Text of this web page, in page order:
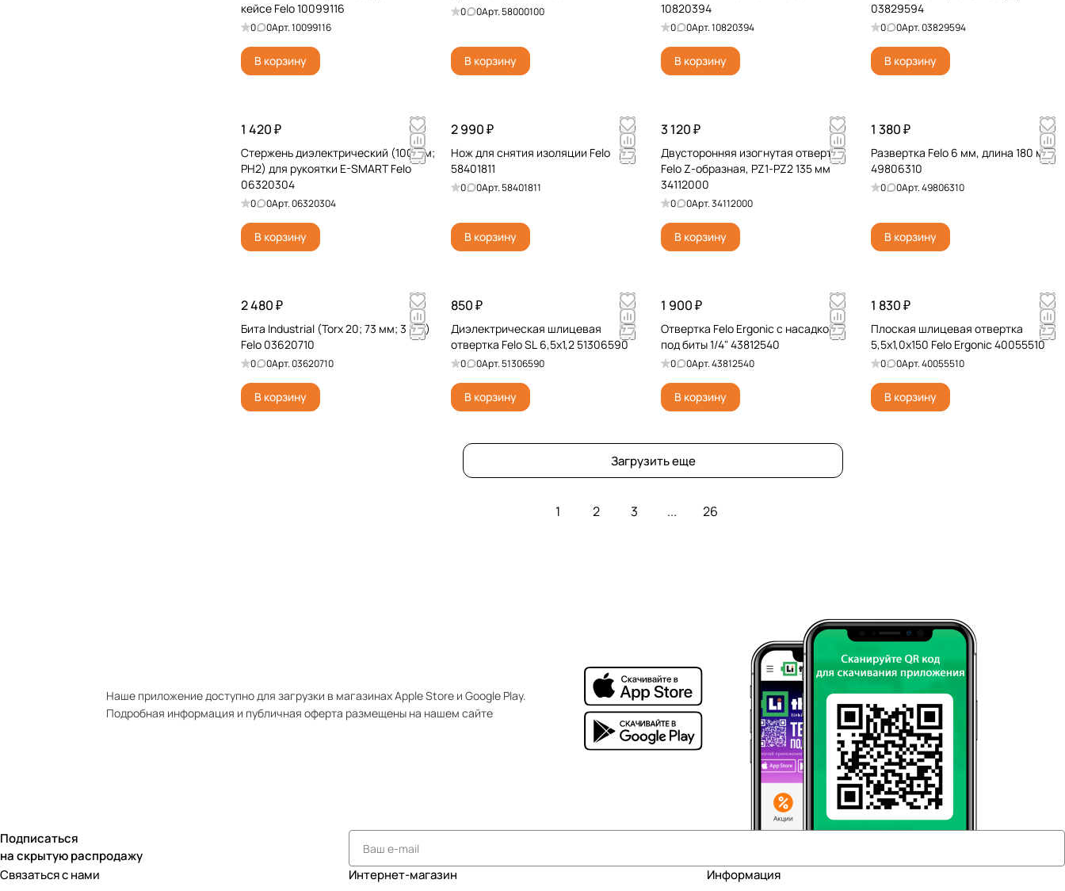
кейсе Felo 10099116
0 0Арт.10099116
В корзину
0 0Арт.58000100
В корзину
10820394
0 0Арт.10820394
В корзину
03829594
0 0Арт.03829594
В корзину
1 420 ₽
Стержень диэлектрический (100 мм;
PH2) для рукоятки E-SMART Felo
06320304
0 0Арт.06320304
В корзину
2 990 ₽
Нож для снятия изоляции Felo
58401811
0 0Арт.58401811
В корзину
3 120 ₽
Двусторонняя изогнутая отвертка
Felo Z-образная, PZ1-PZ2 135 мм
34112000
0 0Арт.34112000
В корзину
1 380 ₽
Развертка Felo 6 мм, длина 180 мм
49806310
0 0Арт.49806310
В корзину
2 480 ₽
Бита Industrial (Torx 20; 73 мм; 3 шт.)
Felo 03620710
0 0Арт.03620710
В корзину
850 ₽
Диэлектрическая шлицевая
отвертка Felo SL 6,5x1,2 51306590
0 0Арт.51306590
В корзину
1 900 ₽
Отвертка Felo Ergonic с насадкой
под биты 1/4" 43812540
0 0Арт.43812540
В корзину
1 830 ₽
Плоская шлицевая отвертка
5,5х1,0х150 Felo Ergonic 40055510
0 0Арт.40055510
В корзину
Загрузить еще
1 2 3 ... 26
Наше приложение доступно для загрузки в магазинах Apple Store и Google Play.
Подробная информация и публичная оферта размещены на нашем сайте
Подписаться
на скрытую распродажу
Связаться с нами
Интернет-магазин Информация